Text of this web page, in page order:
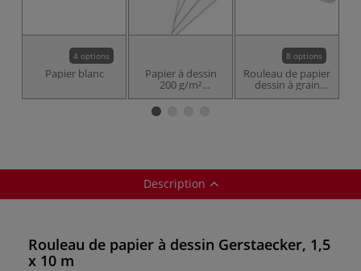
4 options
Papier blanc Papier à dessin
200 g/m²
Gerstaecker
8 options
Rouleau de papier
dessin à grain
Clairefontaine
Description
Rouleau de papier à dessin Gerstaecker, 1,5
x 10 m